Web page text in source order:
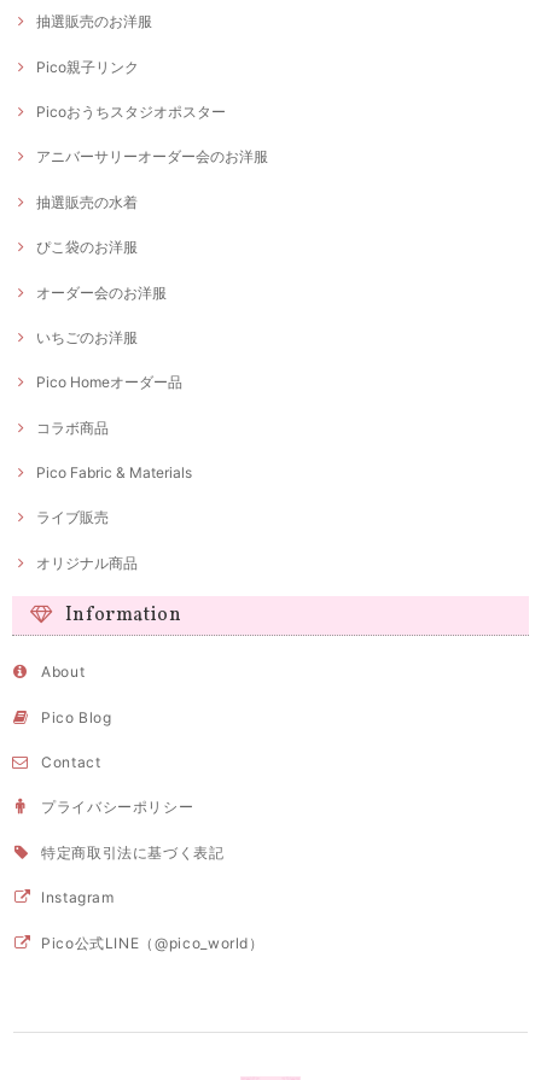
抽選販売のお洋服
Pico親子リンク
Picoおうちスタジオポスター
アニバーサリーオーダー会のお洋服
抽選販売の水着
ぴこ袋のお洋服
オーダー会のお洋服
いちごのお洋服
Pico Homeオーダー品
コラボ商品
Pico Fabric & Materials
ライブ販売
オリジナル商品
Information
About
Pico Blog
Contact
プライバシーポリシー
特定商取引法に基づく表記
Instagram
Pico公式LINE（@pico_world）